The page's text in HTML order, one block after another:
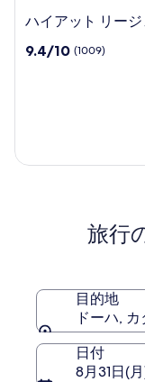
ハ
ア
ェ
ク
ド
ー
ハイアット リー
10
の
9.4/10 (1009)
旅行
目的地
ドーハ,
日付
8月31日(